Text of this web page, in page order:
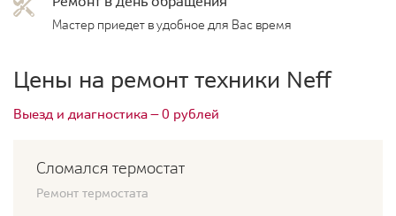
Мастер приедет в удобное для Вас время
Цены на ремонт техники Neff
Выезд и диагностика — 0 рублей
Сломался термостат
Ремонт термостата